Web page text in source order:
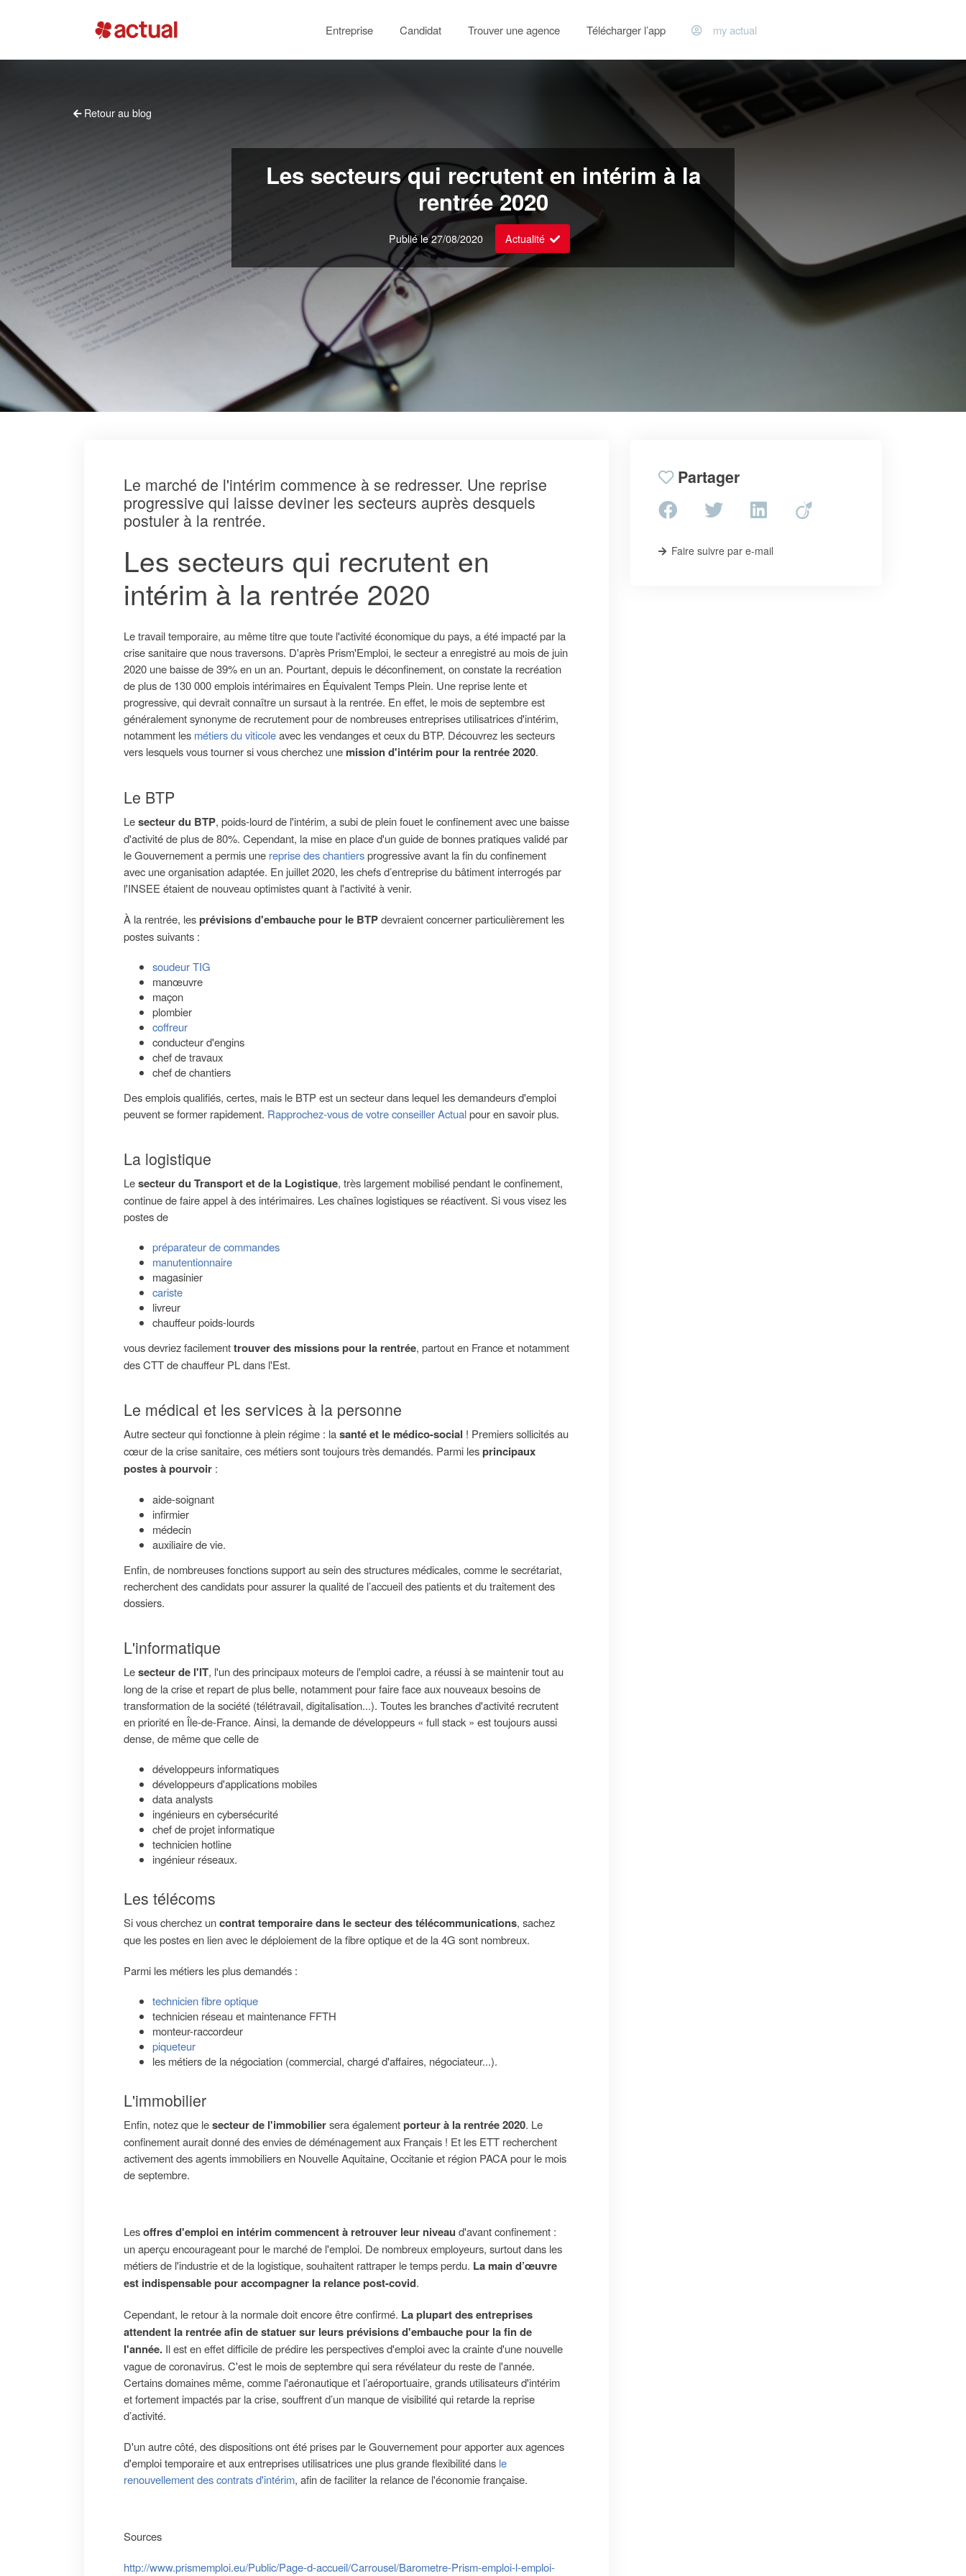
Entreprise Candidat Trouver une agence Télécharger l’app my actual
Retour au blog
Les secteurs qui recrutent en intérim à la
rentrée 2020
Publié le 27/08/2020 Actualité
Le marché de l'intérim commence à se redresser. Une reprise
progressive qui laisse deviner les secteurs auprès desquels
postuler à la rentrée.
Les secteurs qui recrutent en
intérim à la rentrée 2020
Le travail temporaire, au même titre que toute l'activité économique du pays, a été impacté par la
crise sanitaire que nous traversons. D'après Prism'Emploi, le secteur a enregistré au mois de juin
2020 une baisse de 39% en un an. Pourtant, depuis le déconfinement, on constate la recréation
de plus de 130 000 emplois intérimaires en Équivalent Temps Plein. Une reprise lente et
progressive, qui devrait connaître un sursaut à la rentrée. En effet, le mois de septembre est
généralement synonyme de recrutement pour de nombreuses entreprises utilisatrices d'intérim,
notamment les métiers du viticoleavec les vendanges et ceux du BTP. Découvrez les secteurs
vers lesquels vous tourner si vous cherchez une mission d'intérim pour la rentrée 2020.
Le BTP
Lesecteur du BTP, poids-lourd de l'intérim, a subi de plein fouet le confinement avec une baisse
d'activité de plus de 80%. Cependant, la mise en place d'un guide de bonnes pratiques validé par
le Gouvernement a permis une reprise des chantiersprogressive avant la fin du confinement
avec une organisation adaptée. En juillet 2020, les chefs d’entreprise du bâtiment interrogés par
l'INSEE étaient de nouveau optimistes quant à l'activité à venir.
À la rentrée, lesprévisions d'embauche pour le BTPdevraient concerner particulièrement les
postes suivants :
soudeur TIG
manœuvre
maçon
plombier
coffreur
conducteur d'engins
chef de travaux
chef de chantiers
Des emplois qualifiés, certes, mais le BTP est un secteur dans lequel les demandeurs d'emploi
peuvent se former rapidement. Rapprochez-vous de votre conseiller Actualpour en savoir plus.
La logistique
Lesecteur du Transport et de la Logistique, très largement mobilisé pendant le confinement,
continue de faire appel à des intérimaires. Les chaînes logistiques se réactivent. Si vous visez les
postes de
préparateur de commandes
manutentionnaire
magasinier
cariste
livreur
chauffeur poids-lourds
vous devriez facilementtrouver des missions pour la rentrée, partout en France et notamment
des CTT de chauffeur PL dans l'Est.
Le médical et les services à la personne
Autre secteur qui fonctionne à plein régime : lasanté et le médico-social ! Premiers sollicités au
cœur de la crise sanitaire, ces métiers sont toujours très demandés. Parmi lesprincipaux
postes à pourvoir :
aide-soignant
infirmier
médecin
auxiliaire de vie.
Enfin, de nombreuses fonctions support au sein des structures médicales, comme le secrétariat,
recherchent des candidats pour assurer la qualité de l’accueil des patients et du traitement des
dossiers.
L'informatique
Lesecteur de l'IT, l'un des principaux moteurs de l'emploi cadre, a réussi à se maintenir tout au
long de la crise et repart de plus belle, notamment pour faire face aux nouveaux besoins de
transformation de la société (télétravail, digitalisation...). Toutes les branches d'activité recrutent
en priorité en Île-de-France. Ainsi, la demande de développeurs « full stack » est toujours aussi
dense, de même que celle de
développeurs informatiques
développeurs d'applications mobiles
data analysts
ingénieurs en cybersécurité
chef de projet informatique
technicien hotline
ingénieur réseaux.
Les télécoms
Si vous cherchez uncontrat temporaire dans le secteur des télécommunications, sachez
que les postes en lien avec le déploiement de la fibre optique et de la 4G sont nombreux.
Parmi les métiers les plus demandés :
technicien fibre optique
technicien réseau et maintenance FFTH
monteur-raccordeur
piqueteur
les métiers de la négociation (commercial, chargé d'affaires, négociateur...).
L'immobilier
Enfin, notez que lesecteur de l'immobiliersera égalementporteur à la rentrée 2020. Le
confinement aurait donné des envies de déménagement aux Français ! Et les ETT recherchent
activement des agents immobiliers en Nouvelle Aquitaine, Occitanie et région PACA pour le mois
de septembre.
Lesoffres d'emploi en intérim commencent à retrouver leur niveau d'avant confinement :
un aperçu encourageant pour le marché de l'emploi. De nombreux employeurs, surtout dans les
métiers de l'industrie et de la logistique, souhaitent rattraper le temps perdu. La main d’œuvre
est indispensable pour accompagner la relance post-covid.
Cependant, le retour à la normale doit encore être confirmé. La plupart des entreprises
attendent la rentrée afin de statuer sur leurs prévisions d'embauche pour la fin de
l'année. Il est en effet difficile de prédire les perspectives d'emploi avec la crainte d'une nouvelle
vague de coronavirus. C'est le mois de septembre qui sera révélateur du reste de l'année.
Certains domaines même, comme l'aéronautique et l’aéroportuaire, grands utilisateurs d'intérim
et fortement impactés par la crise, souffrent d’un manque de visibilité qui retarde la reprise
d’activité.
D'un autre côté, des dispositions ont été prises par le Gouvernement pour apporter aux agences
d'emploi temporaire et aux entreprises utilisatrices une plus grande flexibilité dans le
renouvellement des contrats d'intérim, afin de faciliter la relance de l'économie française.
Sources
http://www.prismemploi.eu/Public/Page-d-accueil/Carrousel/Barometre-Prism-emploi-l-emploi-
Partager
Faire suivre par e-mail